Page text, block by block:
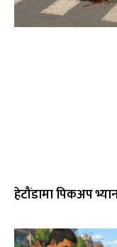
हेटौंडामा पिकअप